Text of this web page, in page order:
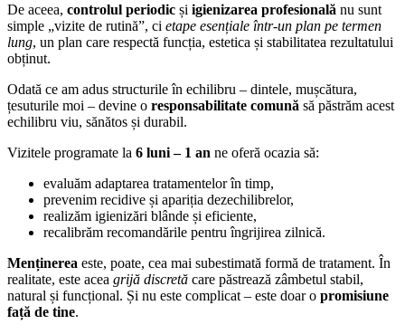
De aceea, controlul periodic și igienizarea profesională nu sunt
simple „vizite de rutină”, ci etape esențiale într-un plan pe termen
lung, un plan care respectă funcția, estetica și stabilitatea rezultatului
obținut.
Odată ce am adus structurile în echilibru – dintele, mușcătura,
țesuturile moi – devine o responsabilitate comună să păstrăm acest
echilibru viu, sănătos și durabil.
Vizitele programate la 6 luni – 1 an ne oferă ocazia să:
evaluăm adaptarea tratamentelor în timp,
prevenim recidive și apariția dezechilibrelor,
realizăm igienizări blânde și eficiente,
recalibrăm recomandările pentru îngrijirea zilnică.
Menținerea este, poate, cea mai subestimată formă de tratament. În
realitate, este acea grijă discretă care păstrează zâmbetul stabil,
natural și funcțional. Și nu este complicat – este doar o promisiune
față de tine.